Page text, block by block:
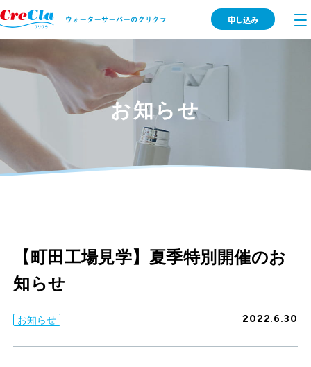
申し込み
お知らせ
【町田工場見学】夏季特別開催のお
知らせ
お知らせ 2022.6.30